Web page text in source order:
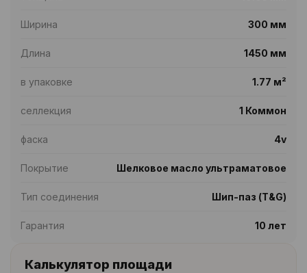
Ширина 300 мм
Длина 1450 мм
в упаковке 1.77 м²
селлекция 1 Коммон
фаска 4v
Покрытие Шелковое масло ультраматовое
Тип соединения Шип-паз (T&G)
Гарантия 10 лет
Калькулятор площади